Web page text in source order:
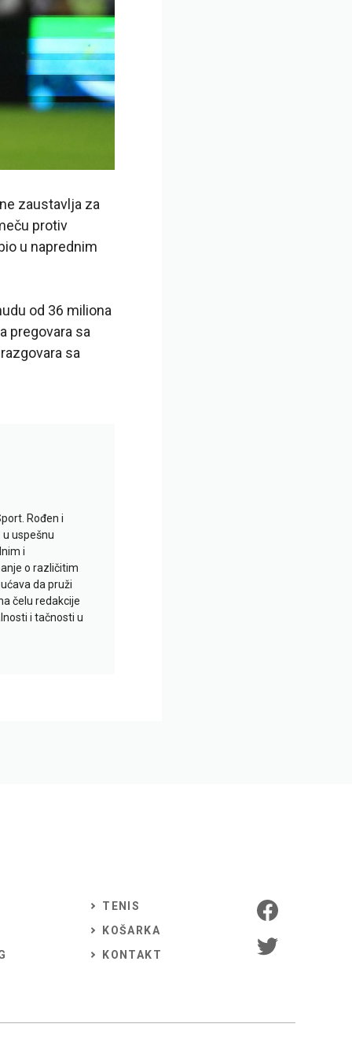
zaustavlja za
protiv
u naprednim
od 36 miliona
pregovara sa
sa
Rođen i
uspešnu
i
o različitim
da pruži
čelu redakcije
i tačnosti u
TENIS
KOŠARKA
KONTAKT